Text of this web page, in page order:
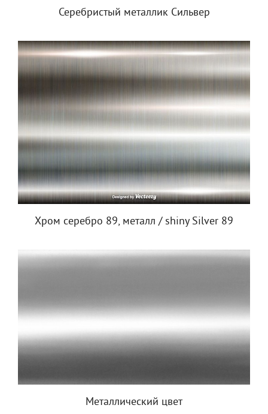
Серебристый металлик Сильвер
Хром серебро 89, металл / shiny Silver 89
Металлический цвет